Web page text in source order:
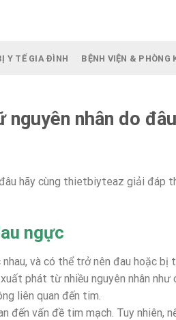
Y TẾ GIA ĐÌNH BỆNH VIỆN & PHÒNG
nguyên nhân do đâu
hãy cùng thietbiyteaz giải đáp
ngực
và có thể trở nên đau hoặc bị
phát từ nhiều nguyên nhân như
liên quan đến tim.
đến vấn đề tim mạch. Tuy nhiên,